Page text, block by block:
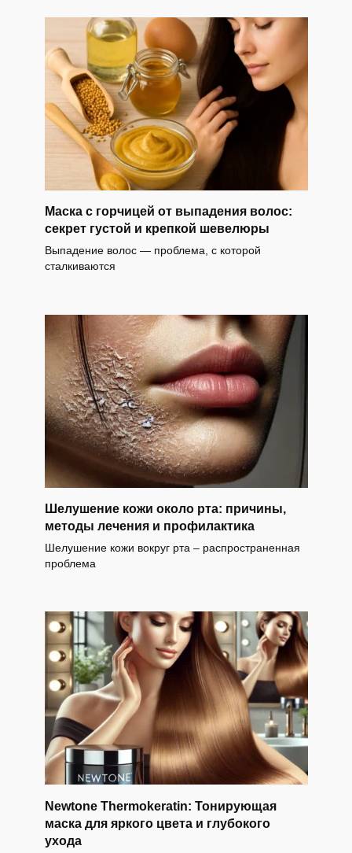
Маска с горчицей от выпадения волос:
секрет густой и крепкой шевелюры
Выпадение волос — проблема, с которой
сталкиваются
Шелушение кожи около рта: причины,
методы лечения и профилактика
Шелушение кожи вокруг рта – распространенная
проблема
Newtone Thermokeratin: Тонирующая
маска для яркого цвета и глубокого
ухода